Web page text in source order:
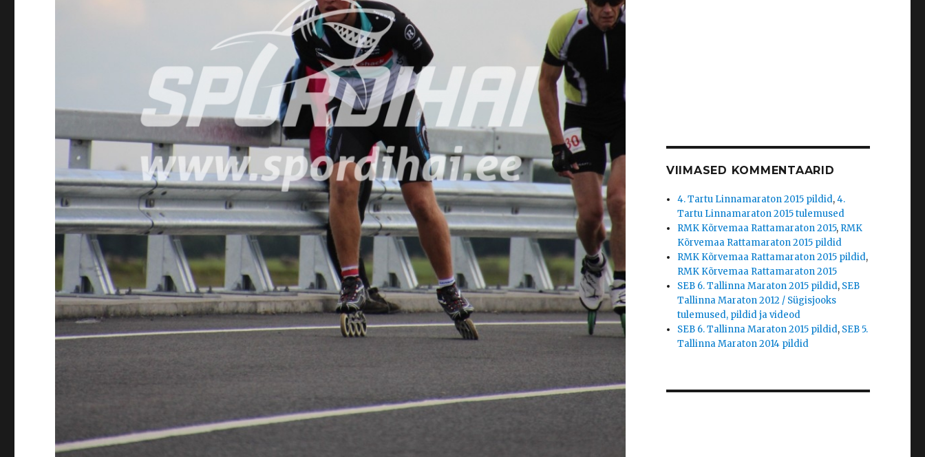
VIIMASED KOMMENTAARID
4. Tartu Linnamaraton 2015 pildid,4.
Tartu Linnamaraton 2015 tulemused
RMK Kõrvemaa Rattamaraton 2015, RMK
Kõrvemaa Rattamaraton 2015 pildid
RMK Kõrvemaa Rattamaraton 2015 pildid,
RMK Kõrvemaa Rattamaraton 2015
SEB 6. Tallinna Maraton 2015 pildid, SEB
Tallinna Maraton 2012 / Sügisjooks
tulemused, pildid ja videod
SEB 6. Tallinna Maraton 2015 pildid, SEB 5.
Tallinna Maraton 2014 pildid